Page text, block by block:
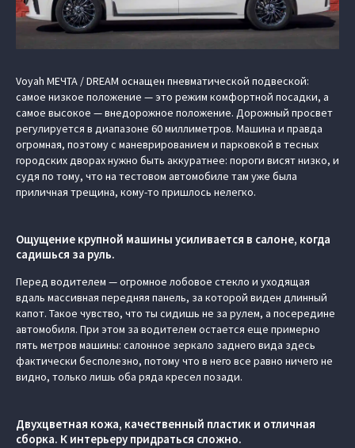
Voyah МЕЧТА / DREAM оснащен пневматической подвеской:
самое низкое положение — это режим комфортной посадки, а
самое высокое — внедорожное положение. Дорожный просвет
регулируется в диапазоне 60 миллиметров. Машина и правда
огромная, поэтому с маневрированием и парковкой в тесных
городских дворах нужно быть аккуратнее: пороги висят низко, и
судя по тому, что на тестовом автомобиле там уже была
приличная трещина, кому-то пришлось нелегко.
Ощущение крупной машины усиливается в салоне, когда
садишься за руль.
Перед водителем — огромное лобовое стекло и уходящая
вдаль массивная передняя панель, за которой виден длинный
капот. Такое чувство, что ты сидишь не за рулем, а посередине
автомобиля. При этом за водителем остается еще примерно
пять метров машины: салонное зеркало заднего вида здесь
фактически бесполезно, потому что в него все равно ничего не
видно, только лишь оба ряда кресел позади.
Двухцветная кожа, качественный пластик и отличная
сборка. К интерьеру придраться сложно.